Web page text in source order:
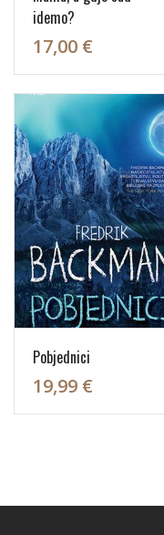
idemo?
17,00 €
Pobjednici
19,99 €